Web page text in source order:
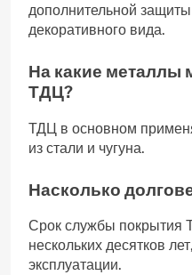
дополнительной
декоративного вида.
На какие металлы
ТДЦ?
ТДЦ в основном
из стали и чугуна.
Насколько
Срок службы покрытия
нескольких десятков
эксплуатации.